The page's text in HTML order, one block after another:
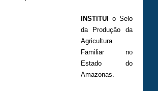
INSTITUI o Selo
da Produção da
Agricultura
Familiar no
Estado do
Amazonas.